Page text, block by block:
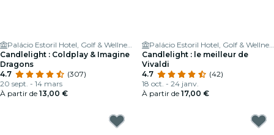
Palácio Estoril Hotel, Golf & Wellness
Candlelight : Coldplay & Imagine
Dragons
4.7
(307)
20 sept. - 14 mars
À partir de 13,00 €
Palácio Estoril Hotel, Golf & Wellness
Candlelight : le meilleur de
Vivaldi
4.7
(42)
18 oct. - 24 janv.
À partir de 17,00 €